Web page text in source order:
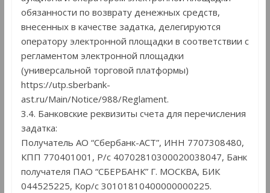
обязанности по возврату денежных средств,
внесенных в качестве задатка, делегируются
оператору электронной площадки в соответствии с
регламентом электронной площадки
(универсальной торговой платформы)
https://utp.sberbank-
ast.ru/Main/Notice/988/Reglament.
3.4. Банковские реквизиты счета для перечисления
задатка:
Получатель АО “Сбербанк-АСТ”, ИНН 7707308480,
КПП 770401001, Р/с 40702810300020038047, Банк
получателя ПАО “СБЕРБАНК” Г. МОСКВА, БИК
044525225, Кор/с 30101810400000000225.